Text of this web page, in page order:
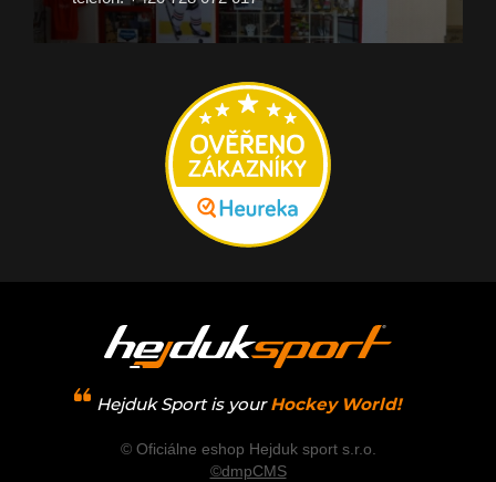
Hejduk Sport is your Hockey World!
© Oficiálne eshop Hejduk sport s.r.o.
©dmpCMS